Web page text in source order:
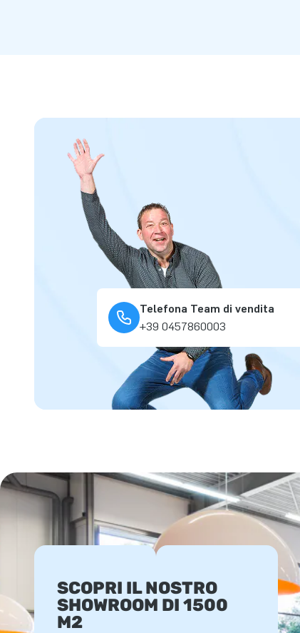
Telefona Team di vendita
+39 0457860003
SCOPRI IL NOSTRO
SHOWROOM DI 1500
M2